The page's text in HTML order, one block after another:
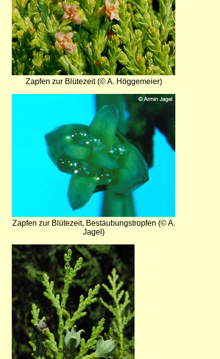
Zapfen zur Blütezeit (© A. Höggemeier)
Zapfen zur Blütezeit, Bestäubungstropfen (© A.
Jagel)
Bild